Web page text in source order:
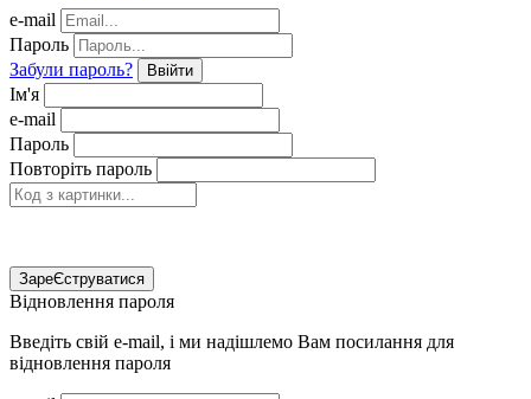
e-mail
Пароль
Забули пароль?
Ввійти
Ім'я
e-mail
Пароль
Повторіть пароль
ЗареЄструватися
Відновлення пароля
Введіть свій e-mail, і ми надішлемо Вам посилання для
відновлення пароля